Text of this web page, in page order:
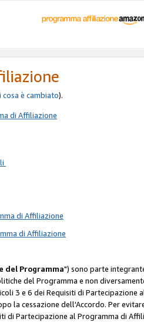
cosa è cambiato).
di Affiliazione
di Affiliazione
di Affiliazione
del Programma") sono parte
del Programma e non
3 e 6 dei Requisiti di
la cessazione dell'Accordo. Per
Partecipazione al Programma di